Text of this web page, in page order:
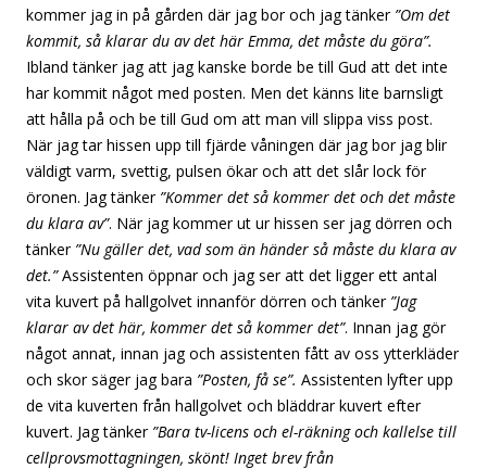
kommer jag in på gården där jag bor och jag tänker ”Om det
kommit, så klarar du av det här Emma, det måste du göra”.
Ibland tänker jag att jag kanske borde be till Gud att det inte
har kommit något med posten. Men det känns lite barnsligt
att hålla på och be till Gud om att man vill slippa viss post.
När jag tar hissen upp till fjärde våningen där jag bor jag blir
väldigt varm, svettig, pulsen ökar och att det slår lock för
öronen. Jag tänker ”Kommer det så kommer det och det måste
du klara av”. När jag kommer ut ur hissen ser jag dörren och
tänker ”Nu gäller det, vad som än händer så måste du klara av
det.”Assistenten öppnar och jag ser att det ligger ett antal
vita kuvert på hallgolvet innanför dörren och tänker ”Jag
klarar av det här, kommer det så kommer det”. Innan jag gör
något annat, innan jag och assistenten fått av oss ytterkläder
och skor säger jag bara ”Posten, få se”. Assistenten lyfter upp
de vita kuverten från hallgolvet och bläddrar kuvert efter
kuvert. Jag tänker ”Bara tv-licens och el-räkning och kallelse till
cellprovsmottagningen, skönt! Inget brev från